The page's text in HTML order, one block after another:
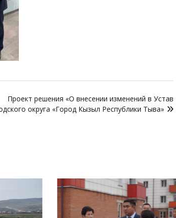
Проект решения «О внесении изменений в Устав
округа «Город Кызыл Республики Тыва»